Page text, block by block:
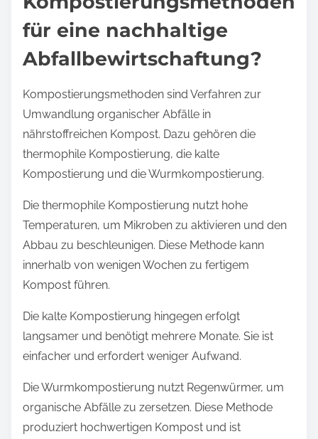
für eine nachhaltige
Abfallbewirtschaftung?
Kompostierungsmethoden sind Verfahren zur
Umwandlung organischer Abfälle in
nährstoffreichen Kompost. Dazu gehören die
thermophile Kompostierung, die kalte
Kompostierung und die Wurmkompostierung.
Die thermophile Kompostierung nutzt hohe
Temperaturen, um Mikroben zu aktivieren und den
Abbau zu beschleunigen. Diese Methode kann
innerhalb von wenigen Wochen zu fertigem
Kompost führen.
Die kalte Kompostierung hingegen erfolgt
langsamer und benötigt mehrere Monate. Sie ist
einfacher und erfordert weniger Aufwand.
Die Wurmkompostierung nutzt Regenwürmer, um
organische Abfälle zu zersetzen. Diese Methode
produziert hochwertigen Kompost und ist